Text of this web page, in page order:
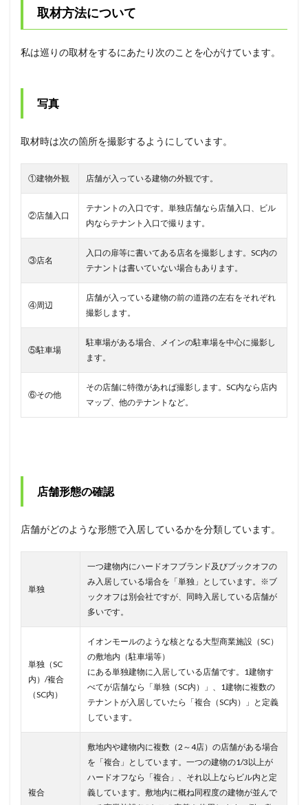
取材方法について
私は巡りの取材をするにあたり次のことを心がけています。
写真
取材時は次の箇所を撮影するようにしています。
①建物外観 店舗が入っている建物の外観です。
②店舗入口
テナントの入口です。単独店舗なら店舗入口、ビル
内ならテナント入口で撮ります。
③店名
入口の扉等に書いてある店名を撮影します。SC内の
テナントは書いていない場合もあります。
④周辺
店舗が入っている建物の前の道路の左右をそれぞれ
撮影します。
⑤駐車場
駐車場がある場合、メインの駐車場を中心に撮影し
ます。
⑥その他
その店舗に特徴があれば撮影します。SC内なら店内
マップ、他のテナントなど。
店舗形態の確認
店舗がどのような形態で入居しているかを分類しています。
単独
一つ建物内にハードオフブランド及びブックオフの
み入居している場合を「単独」としています。※ブ
ックオフは別会社ですが、同時入居している店舗が
多いです。
単独（SC
内）/複合
（SC内）
イオンモールのような核となる大型商業施設（SC）
の敷地内（駐車場等）
にある単独建物に入居している店舗です。1建物す
べてが店舗なら「単独（SC内）」、1建物に複数の
テナントが入居していたら「複合（SC内）」と定義
しています。
複合
敷地内や建物内に複数（2～4店）の店舗がある場合
を「複合」としています。一つの建物の1/3以上が
ハードオフなら「複合」、それ以上ならビル内と定
義しています。敷地内に概ね同程度の建物が並んで